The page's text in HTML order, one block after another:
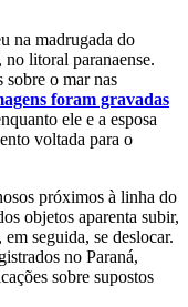
na madrugada do
litoral paranaense.
o mar nas
foram gravadas
ele e a esposa
voltada para o
próximos à linha do
objetos aparenta subir,
seguida, se deslocar.
no Paraná,
sobre supostos